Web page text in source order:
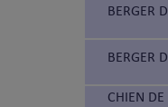
BERGER
BERGER
CHIEN DE